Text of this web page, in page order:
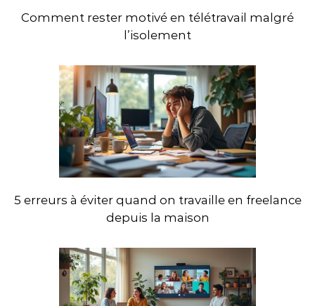
Comment rester motivé en télétravail malgré
l’isolement
5 erreurs à éviter quand on travaille en freelance
depuis la maison